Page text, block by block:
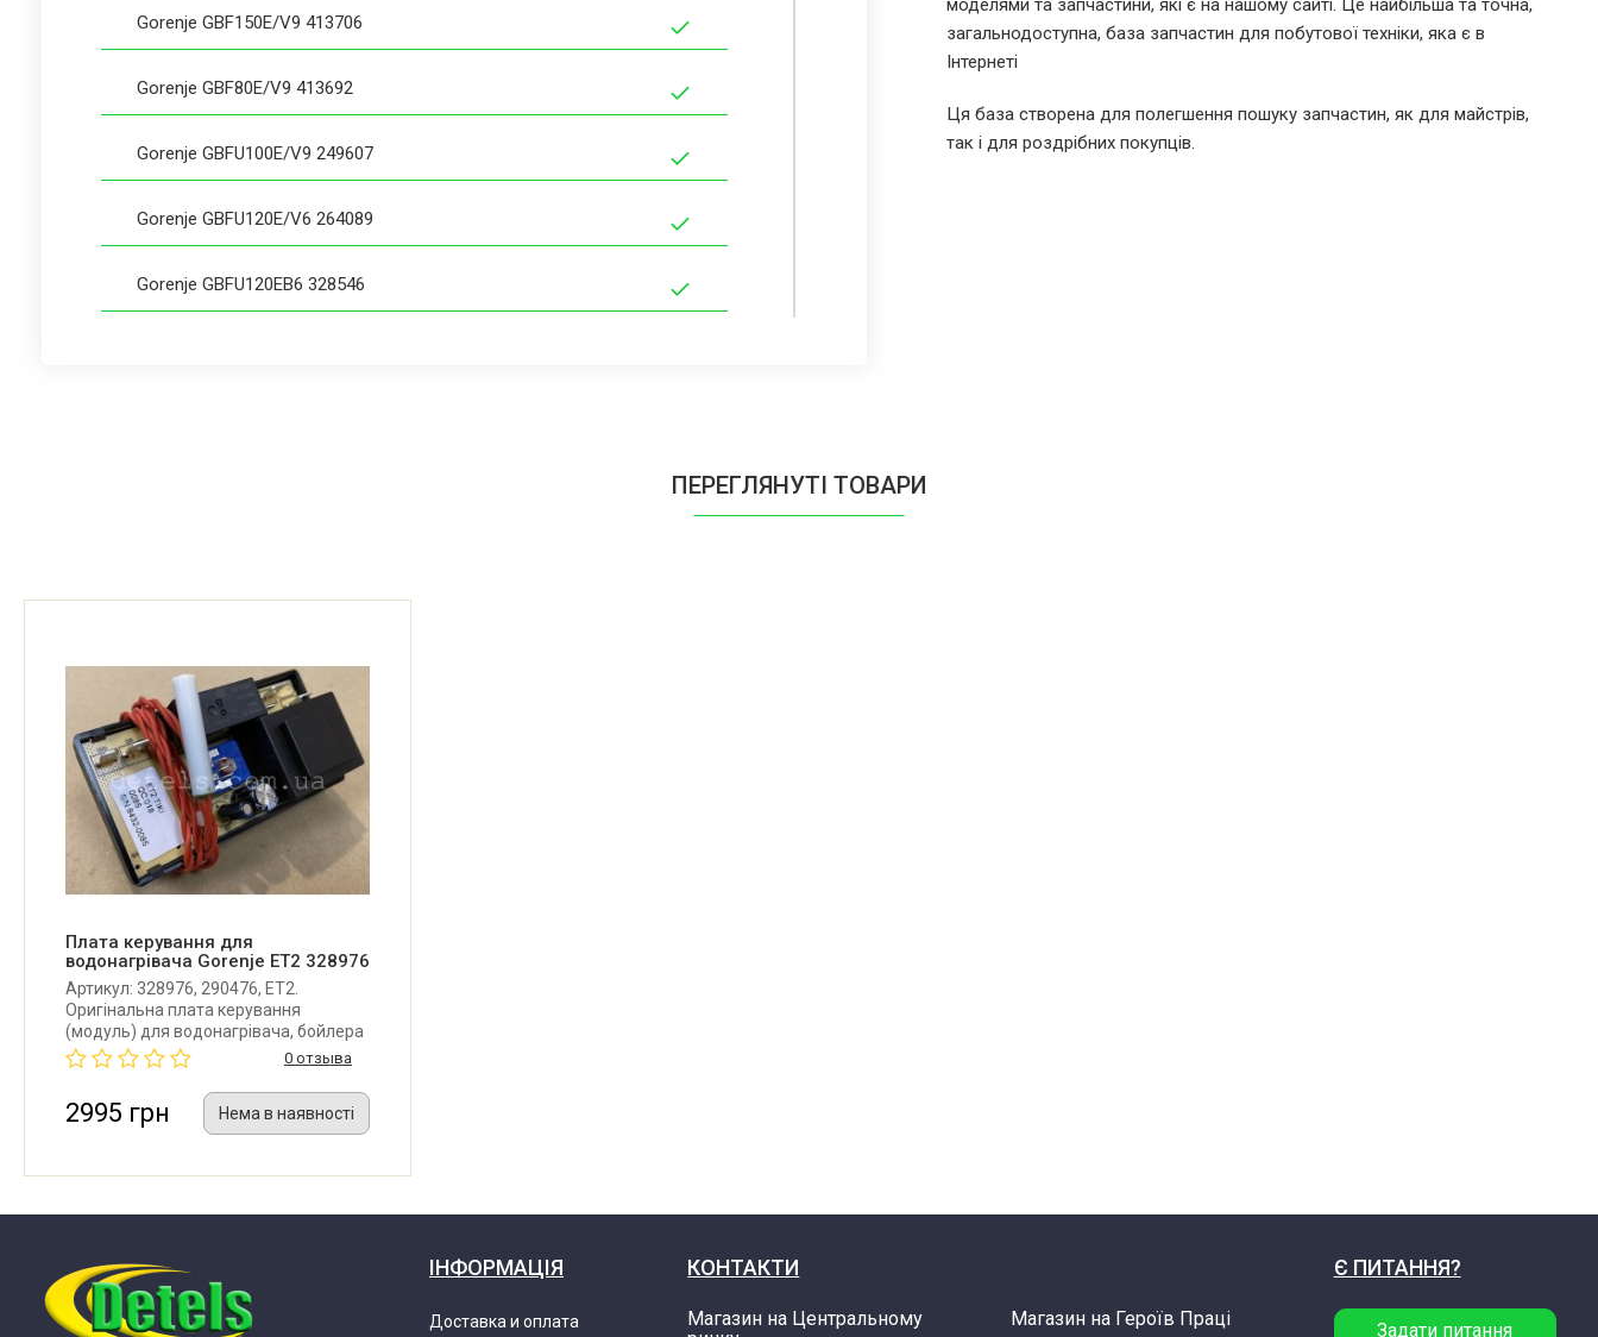
Gorenje GBF150E/V9 413706
Gorenje GBF80E/V9 413692
Gorenje GBFU100E/V9 249607
Gorenje GBFU120E/V6 264089
Gorenje GBFU120EB6 328546
Gorenje GBU150E/V6 264034
Gorenje GBU200E/V9 249615
Gorenje GBU50E/V6 264028
Gorenje TGR100E/V6 264024
Gorenje TGR100EB6 328467
Gorenje TGR120E/V9 249601
Gorenje TGR150E/V6 264026
Gorenje TGR150EB6 328482
Gorenje TGR30E/V6 264017
Gorenje TGR30EB6 328462
моделями та запчастини, які є на нашому сайті. Це найбільша та точна,
загальнодоступна, база запчастин для побутової техніки, яка є в
Інтернеті
Ця база створена для полегшення пошуку запчастин, як для майстрів,
так і для роздрібних покупців.
ПЕРЕГЛЯНУТІ ТОВАРИ
Плата керування для
водонагрівача Gorenje ET2 328976
Артикул: 328976, 290476, ET2.
Оригінальна плата керування
(модуль) для водонагрівача, бойлера
Gorenje.
0 отзыва
2995 грн Нема в наявності
ІНФОРМАЦІЯ
Доставка и оплата
КОНТАКТИ
Магазин на Центральному
Магазин на Героїв Праці
Є ПИТАННЯ?
Задати питання